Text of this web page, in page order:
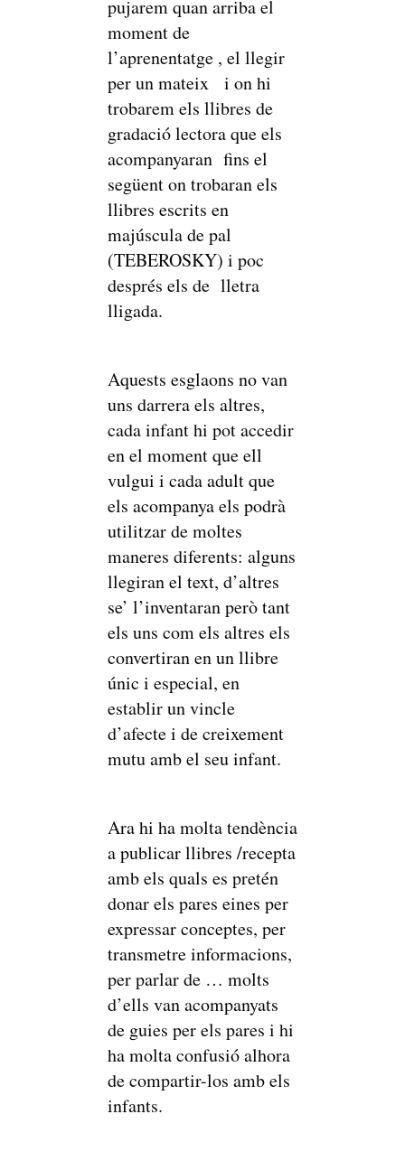
pujarem quan arriba el
moment de
l’aprenentatge , el llegir
per un mateix i on hi
trobarem els llibres de
gradació lectora que els
acompanyaran fins el
següent on trobaran els
llibres escrits en
majúscula de pal
(TEBEROSKY) i poc
després els de lletra
lligada.
Aquests esglaons no van
uns darrera els altres,
cada infant hi pot accedir
en el moment que ell
vulgui i cada adult que
els acompanya els podrà
utilitzar de moltes
maneres diferents: alguns
llegiran el text, d’altres
se’ l’inventaran però tant
els uns com els altres els
convertiran en un llibre
únic i especial, en
establir un vincle
d’afecte i de creixement
mutu amb el seu infant.
Ara hi ha molta tendència
a publicar llibres /recepta
amb els quals es pretén
donar els pares eines per
expressar conceptes, per
transmetre informacions,
per parlar de … molts
d’ells van acompanyats
de guies per els pares i hi
ha molta confusió alhora
de compartir-los amb els
infants.